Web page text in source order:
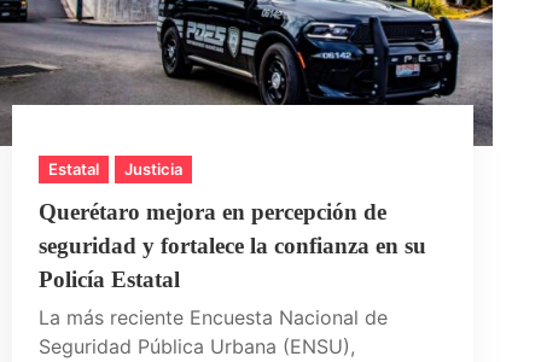
Estatal Justicia
Querétaro mejora en percepción de
seguridad y fortalece la confianza en su
Policía Estatal
La más reciente Encuesta Nacional de
Seguridad Pública Urbana (ENSU),